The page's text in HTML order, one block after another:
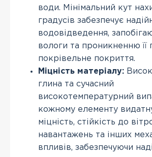
води. Мінімальний кут
градусів забезпечує
водовідведення,
вологи та проникненню її
покрівельне покриття.
Міцність матеріалу:
глина та сучасний
високотемпературний
кожному елементу
міцність, стійкість до
навантажень та інших
впливів, забезпечуючи